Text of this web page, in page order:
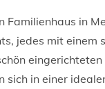
Familienhaus in
jedes mit einem
sich in einer